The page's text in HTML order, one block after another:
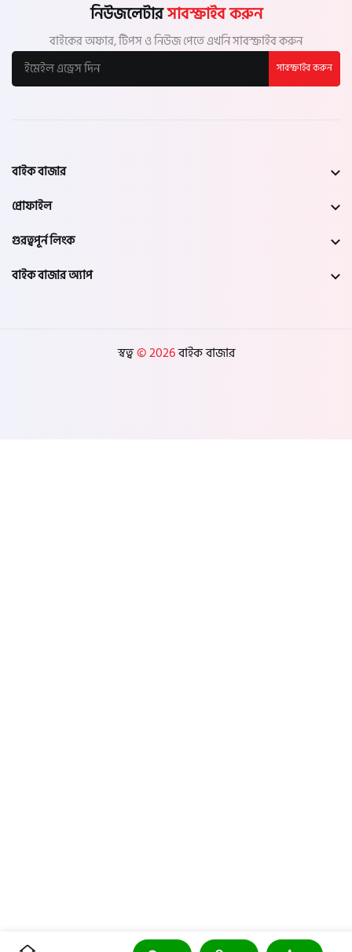
নিউজলেটারসাবস্ক্রাইব করুন
বাইকের অফার, টিপস ও নিউজ পেতে এখনি সাবস্ক্রাইব করুন
সাবস্ক্রাইব করুন
বাইক বাজার
প্রোফাইল
গুরত্বপূর্ন লিংক
বাইক বাজার অ্যাপ
স্বত্ব© 2026বাইক বাজার